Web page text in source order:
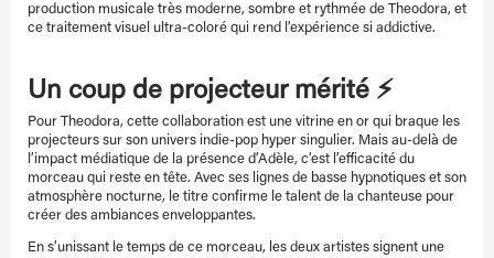
production musicale très moderne, sombre et rythmée de Theodora, et
ce traitement visuel ultra-coloré qui rend l’expérience si addictive.
Un coup de projecteur mérité ⚡
Pour Theodora, cette collaboration est une vitrine en or qui braque les
projecteurs sur son univers indie-pop hyper singulier. Mais au-delà de
l’impact médiatique de la présence d’Adèle, c’est l’efficacité du
morceau qui reste en tête. Avec ses lignes de basse hypnotiques et son
atmosphère nocturne, le titre confirme le talent de la chanteuse pour
créer des ambiances enveloppantes.
En s’unissant le temps de ce morceau, les deux artistes signent une